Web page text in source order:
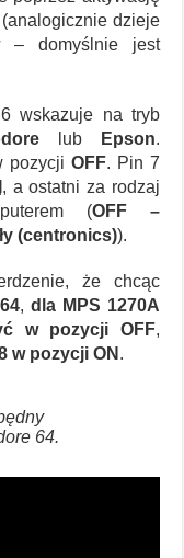
dzieje
– domyślnie jest
wskazuje na tryb
lub Epson.
pozycjiOFF. Pin 7
, a ostatni za rodzaj
(OFF –
(centronics)).
że chcąc
, dla MPS 1270A
w pozycji OFF,
w pozycji ON .
64.